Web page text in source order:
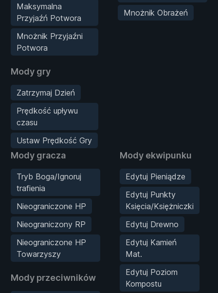
Maksymalna
Przyjaźń Potwora
Mnożnik Przyjaźni
Potwora
Mody gry
Zatrzymaj Dzień
Prędkość upływu
czasu
Ustaw Prędkość Gry
Mnożnik Obrażeń
Mody gracza
Tryb Boga/Ignoruj
trafienia
Nieograniczone HP
Nieograniczony RP
Nieograniczone HP
Towarzyszy
Mody przeciwników
Mody ekwipunku
Edytuj Pieniądze
Edytuj Punkty
Księcia/Księżniczki
Edytuj Drewno
Edytuj Kamień
Mat.
Edytuj Poziom
Kompostu